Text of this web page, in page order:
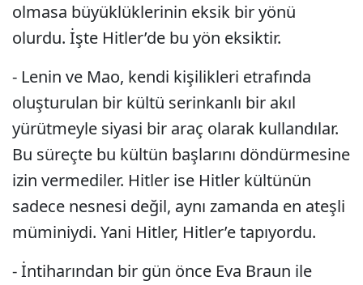
olmasa büyüklüklerinin eksik bir yönü
olurdu. İşte Hitler’de bu yön eksiktir.
- Lenin ve Mao, kendi kişilikleri etrafında
oluşturulan bir kültü serinkanlı bir akıl
yürütmeyle siyasi bir araç olarak kullandılar.
Bu süreçte bu kültün başlarını döndürmesine
izin vermediler. Hitler ise Hitler kültünün
sadece nesnesi değil, aynı zamanda en ateşli
müminiydi. Yani Hitler, Hitler’e tapıyordu.
- İntiharından bir gün önce Eva Braun ile